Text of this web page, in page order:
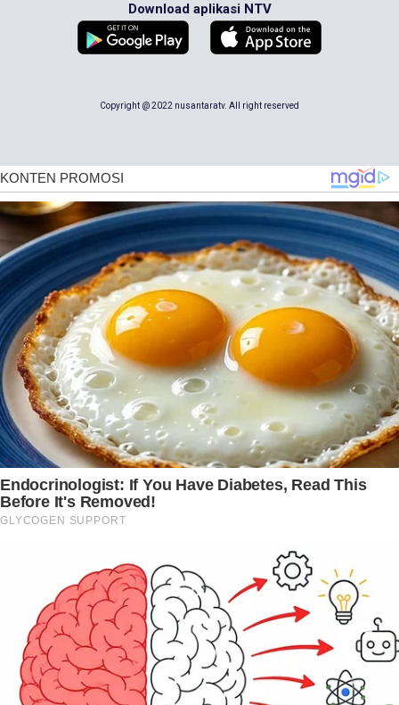
Download aplikasi NTV
Copyright @ 2022 nusantaratv. All right reserved